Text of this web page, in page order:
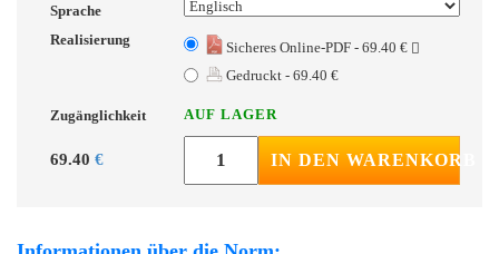
Sprache
Realisierung
Sicheres Online-PDF - 69.40 €
Gedruckt - 69.40 €
Zugänglichkeit AUF LAGER
69.40 € IN DEN WARENKORB